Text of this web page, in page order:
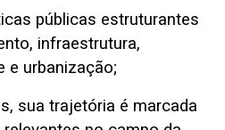
públicas estruturantes
infraestrutura,
e urbanização;
sua trajetória é marcada